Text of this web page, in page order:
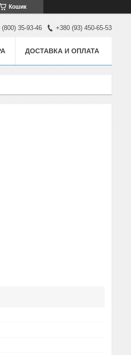
Кошик
(800) 35-93-46 +380 (93) 450-65-53
ДОСТАВКА И ОПЛАТА